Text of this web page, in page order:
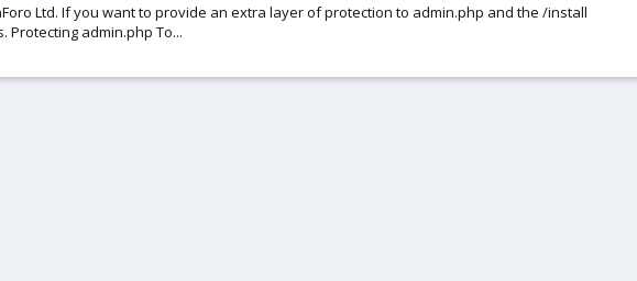
Ltd. If you want to provide an extra layer of protection to admin.php and the /install
Protecting admin.php To...